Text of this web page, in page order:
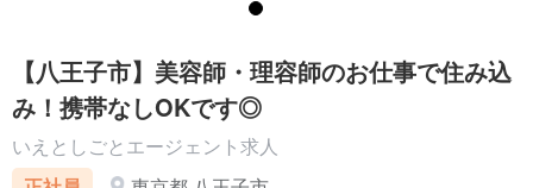
【八王子市】美容師・理容師のお仕事で住み込
み！携帯なしOKです◎
いえとしごとエージェント求人